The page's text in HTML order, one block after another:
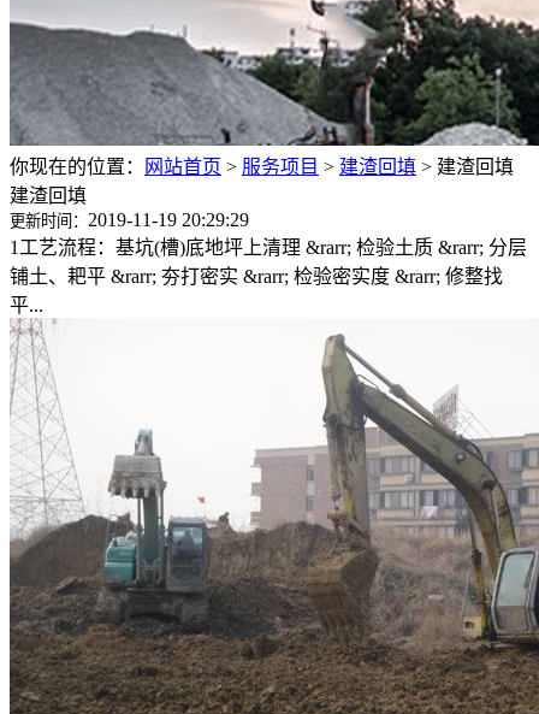
你现在的位置： 网站首页 > 服务项目 > 建渣回填 > 建渣回填
建渣回填
更新时间： 2019-11-19 20:29:29
1工艺流程：基坑(槽)底地坪上清理 &rarr; 检验土质 &rarr; 分层
铺土、耙平 &rarr; 夯打密实 &rarr; 检验密实度 &rarr; 修整找
平...